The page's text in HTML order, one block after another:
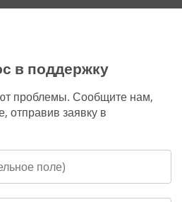
в поддержку
проблемы. Сообщите нам,
отправив заявку в